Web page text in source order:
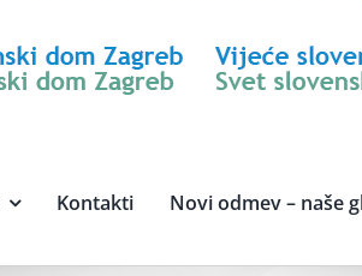
Kontakti Novi odmev – naše